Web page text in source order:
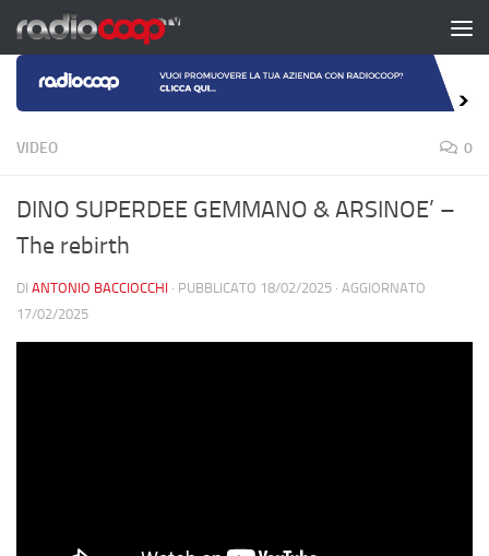
Salta al contenuto
VIDEO 0
DINO SUPERDEE GEMMANO & ARSINOE’ –
The rebirth
DI ANTONIO BACCIOCCHI · PUBBLICATO 18/02/2025 · AGGIORNATO
17/02/2025